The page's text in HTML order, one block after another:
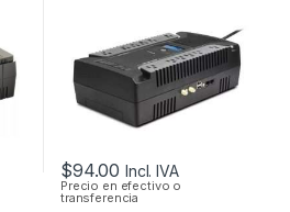
COAXIAL 120V
$94.00 Incl. IVA
Precio en efectivo o
transferencia